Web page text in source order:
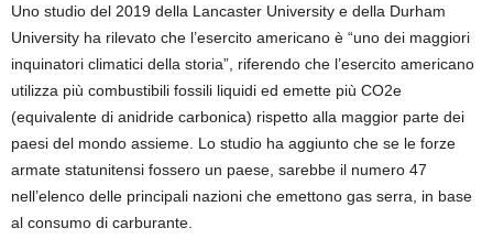
Uno studio del 2019 della Lancaster University e della Durham
University ha rilevato che l’esercito americano è “uno dei maggiori
inquinatori climatici della storia”, riferendo che l’esercito americano
utilizza più combustibili fossili liquidi ed emette più CO2e
(equivalente di anidride carbonica) rispetto alla maggior parte dei
paesi del mondo assieme. Lo studio ha aggiunto che se le forze
armate statunitensi fossero un paese, sarebbe il numero 47
nell’elenco delle principali nazioni che emettono gas serra, in base
al consumo di carburante.